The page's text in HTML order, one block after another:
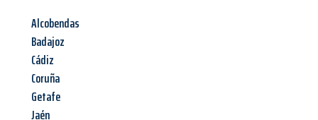
Alcobendas
Badajoz
Cádiz
Coruña
Getafe
Jaén